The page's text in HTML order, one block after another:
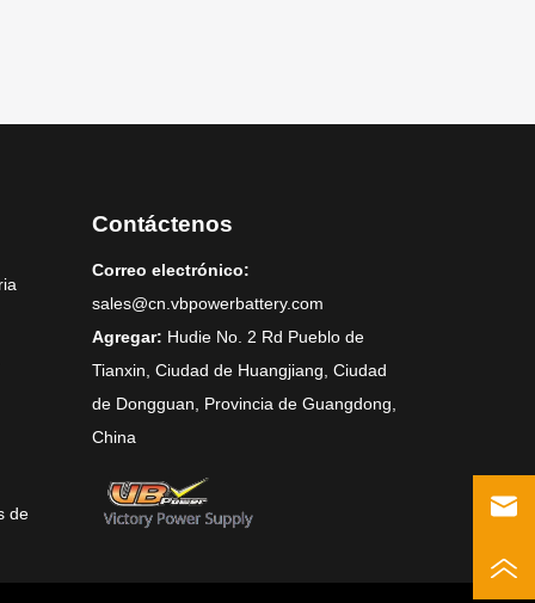
de
Contáctenos
Correo electrónico:
sales@cn.vbpowerbattery.com
Agregar: Hudie No. 2 Rd Pueblo de
Tianxin, Ciudad de Huangjiang, Ciudad
de Dongguan, Provincia de Guangdong,
China